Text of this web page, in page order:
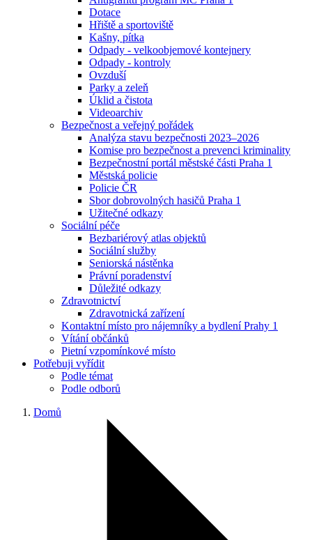
Dotace
Hřiště a sportoviště
Kašny, pítka
Odpady - velkoobjemové kontejnery
Odpady - kontroly
Ovzduší
Parky a zeleň
Úklid a čistota
Videoarchiv
Bezpečnost a veřejný pořádek
Analýza stavu bezpečnosti 2023–2026
Komise pro bezpečnost a prevenci kriminality
Bezpečnostní portál městské části Praha 1
Městská policie
Policie ČR
Sbor dobrovolných hasičů Praha 1
Užitečné odkazy
Sociální péče
Bezbariérový atlas objektů
Sociální služby
Seniorská nástěnka
Právní poradenství
Důležité odkazy
Zdravotnictví
Zdravotnická zařízení
Kontaktní místo pro nájemníky a bydlení Prahy 1
Vítání občánků
Pietní vzpomínkové místo
Potřebuji vyřídit
Podle témat
Podle odborů
Domů